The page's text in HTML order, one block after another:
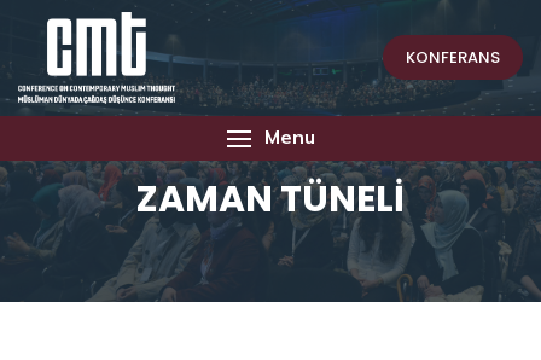
KONFERANS
Menu
ZAMAN TÜNELİ